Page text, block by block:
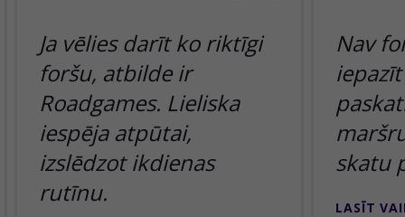
Ja vēlies darīt ko riktīgi
foršu, atbilde ir
Roadgames. Lieliska
iespēja atpūtai,
izslēdzot ikdienas
rutīnu.
Nav
skatu
LASĪT